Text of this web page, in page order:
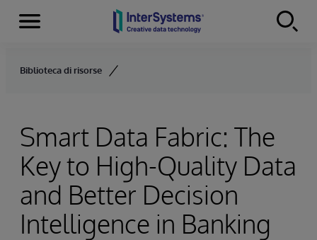
Skip to content
Menu
Biblioteca di risorse
Smart Data Fabric: The
Key to High-Quality Data
and Better Decision
Intelligence in Banking